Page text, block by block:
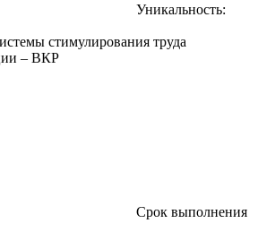
Уникальность:
стимулирования труда
– ВКР
Срок выполнения